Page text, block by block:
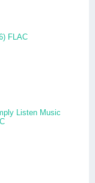
FLAC
Listen Music